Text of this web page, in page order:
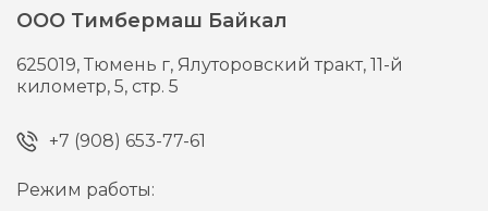
ООО Тимбермаш Байкал
625019,Тюмень г, Ялуторовский тракт, 11-й
километр, 5, стр. 5
+7 (908) 653-77-61
Режим работы: